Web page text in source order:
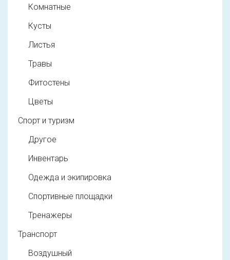
Комнатные
Кусты
Листья
Травы
Фитостены
Цветы
Спорт и туризм
Другое
Инвентарь
Одежда и экипировка
Спортивные площадки
Тренажеры
Транспорт
Воздушный